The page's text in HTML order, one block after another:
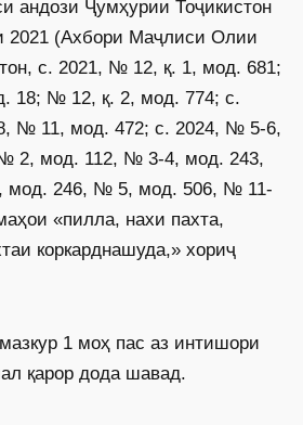
андози Ҷумҳурии Тоҷикистон
2021 (Ахбори Маҷлиси Олии
с. 2021, № 12, қ. 1, мод. 681;
18; № 12, қ. 2, мод. 774; с.
№ 11, мод. 472; с. 2024, № 5-6,
2, мод. 112, № 3-4, мод. 243,
мод. 246, № 5, мод. 506, № 11-
«пилла, нахи пахта,
коркарднашуда,» хориҷ
1 моҳ пас аз интишори
қарор дода шавад.